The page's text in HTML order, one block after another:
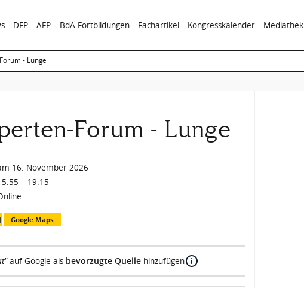
DFP AFP BdA-Fortbildungen Fachartikel Kongresskalender Mediathek
- Lunge
Forum - Lunge
16. November 2026
– 19:15
Google Maps
auf Google als bevorzugte Quellehinzufügen